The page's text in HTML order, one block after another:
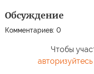
Обсуждение
Комментариев: 0
Чтобы
авторизуйтесь